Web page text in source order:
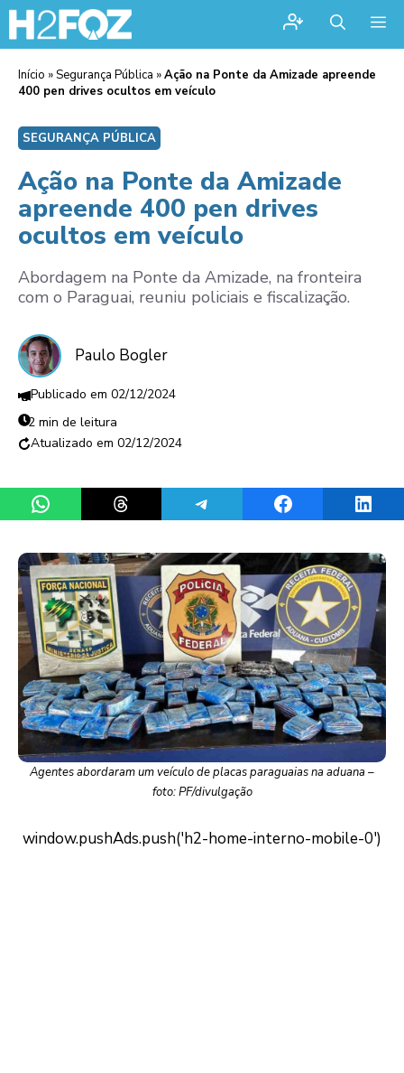
Início »Segurança Pública »Ação na Ponte da Amizade apreende
400 pen drives ocultos em veículo
SEGURANÇA PÚBLICA
Ação na Ponte da Amizade
apreende 400 pen drives
ocultos em veículo
Abordagem na Ponte da Amizade, na fronteira
com o Paraguai, reuniu policiais e fiscalização.
Paulo Bogler
02/12/2024
2 min de leitura
02/12/2024
Share on WhatsAppShare on ThreadsShare on TelegramShare on Facebook
Agentes abordaram um veículo de placas paraguaias na aduana –
foto: PF/divulgação